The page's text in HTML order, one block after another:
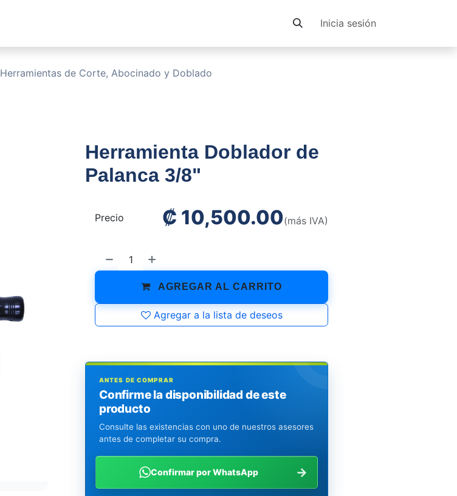
Inicia sesión
Herramientas de Corte, Abocinado y Doblado
Herramienta Doblador de
Palanca 3/8"
AGREGAR AL CARRITO
Agregar a la lista de deseos
Precio ₡ 10,500.00(más IVA)
ANTES DE COMPRAR
Confirme la disponibilidad de este
producto
Consulte las existencias con uno de nuestros asesores
antes de completar su compra.
Confirmar por WhatsApp →